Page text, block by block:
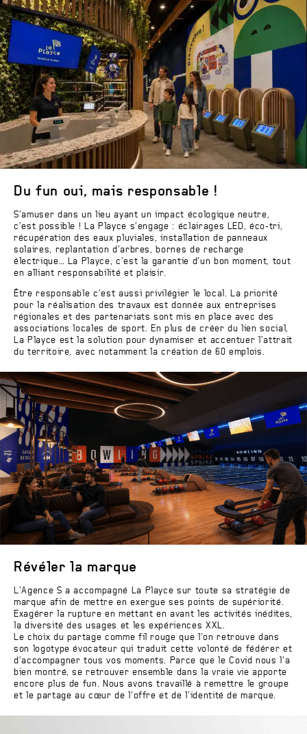
Du fun oui, mais responsable !
S’amuser dans un lieu ayant un impact écologique neutre,
c’est possible ! La Playce s’engage : éclairages LED, éco-tri,
récupération des eaux pluviales, installation de panneaux
solaires, replantation d’arbres, bornes de recharge
électrique… La Playce, c’est la garantie d’un bon moment, tout
en alliant responsabilité et plaisir.
Être responsable c’est aussi privilégier le local. La priorité
pour la réalisation des travaux est donnée aux entreprises
régionales et des partenariats sont mis en place avec des
associations locales de sport. En plus de créer du lien social,
La Playce est la solution pour dynamiser et accentuer l’attrait
du territoire, avec notamment la création de 60 emplois.
Révéler la marque
L’Agence S a accompagné La Playce sur toute sa stratégie de
marque afin de mettre en exergue ses points de supériorité.
Exagérer la rupture en mettant en avant les activités inédites,
la diversité des usages et les expériences XXL.
Le choix du partage comme fil rouge que l’on retrouve dans
son logotype évocateur qui traduit cette volonté de fédérer et
d’accompagner tous vos moments. Parce que le Covid nous l’a
bien montré, se retrouver ensemble dans la vraie vie apporte
encore plus de fun. Nous avons travaillé à remettre le groupe
et le partage au cœur de l’offre et de l’identité de marque.